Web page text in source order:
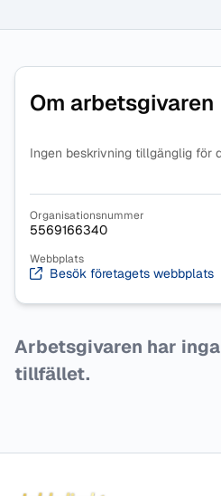
Om arbetsgivaren
Ingen beskrivning tillgänglig för
Organisationsnummer
5569166340
Webbplats
Besök företagets webbplats
Arbetsgivaren har
tillfället.